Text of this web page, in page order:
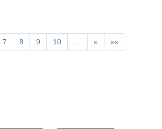
7 8 9 10 … » »»